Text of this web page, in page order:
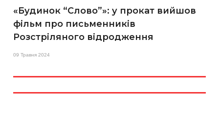
«Будинок “Слово”»: у прокат вийшов
фільм про письменників
Розстріляного відродження
09 Травня 2024